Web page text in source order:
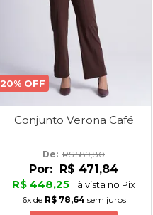
20% OFF
Conjunto Verona Café
De: R$ 589,80
Por:
R$ 471,84
R$ 448,25
à vista no Pix
6xde R$ 78,64 sem juros